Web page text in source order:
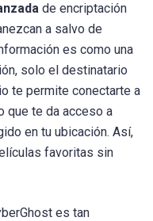
de encriptación
a salvo de
es como una
solo el destinatario
te permite conectarte a
que te da acceso a
en tu ubicación. Así,
favoritas sin
es tan